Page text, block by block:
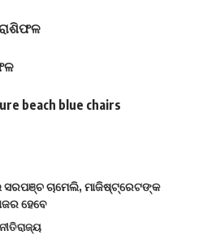
beach blue chairs
ଚାମେଲି, ମାଜିଷ୍ଟ୍ରେଟଙ୍କ
ହେବେ
ରାଜ୍ୟ